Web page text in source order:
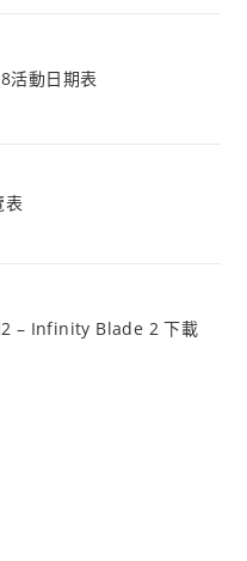
活動日期表
表
2 – Infinity Blade 2 下載